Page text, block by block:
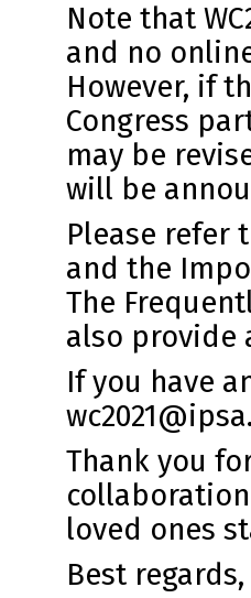
Note that
and no
However, if
Congress
may be
will be
Please refer
and the
The
also provide
If you have
Thank you
loved ones
Best regards,